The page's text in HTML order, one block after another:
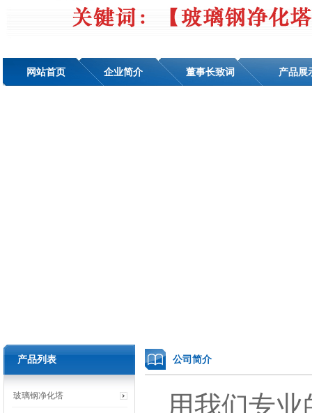
网站首页 企业简介 董事长致词 产品展
产品列表
玻璃钢净化塔
公司简介
用我们专业